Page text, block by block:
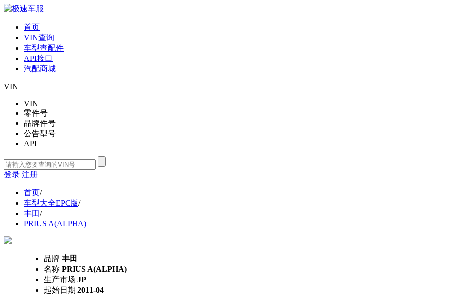
首页
VIN查询
车型查配件
API接口
汽配商城
VIN
VIN
零件号
品牌件号
公告型号
API
登录 注册
首页/
车型大全EPC版/
丰田/
PRIUS A(ALPHA)
品牌 丰田
名称 PRIUS A(ALPHA)
生产市场 JP
起始日期 2011-04